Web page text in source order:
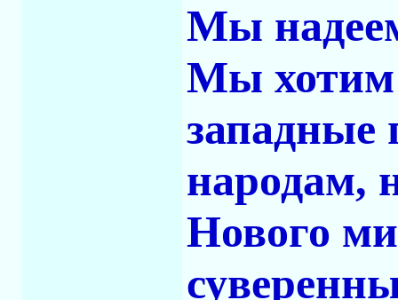
Мы
Мы
западные
народам,
Нового